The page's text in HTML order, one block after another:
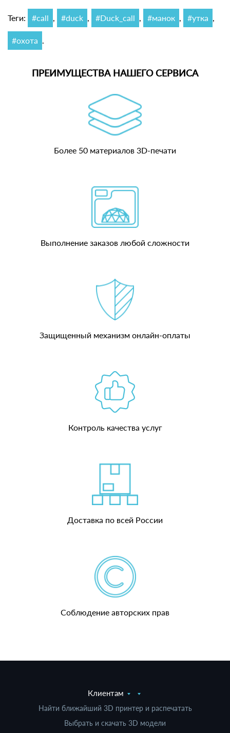
Теги: #call , #duck , #Duck_call , #манок , #утка ,
#охота .
ПРЕИМУЩЕСТВА НАШЕГО СЕРВИСА
Более 50 материалов 3D-печати
Выполнение заказов любой сложности
Защищенный механизм онлайн-оплаты
Контроль качества услуг
Доставка по всей России
Соблюдение авторских прав
Клиентам
Найти ближайший 3D принтер и распечатать
Выбрать и скачать 3D модели